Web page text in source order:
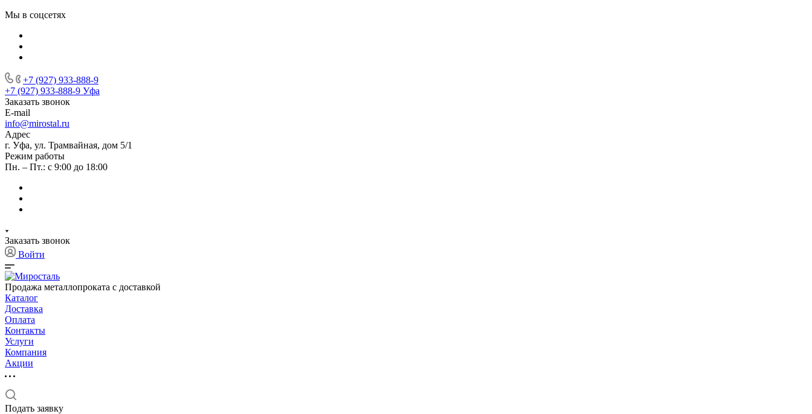
Мы в соцсетях
+7 (927) 933-888-9
+7 (927) 933-888-9 Уфа
Заказать звонок
E-mail
info@mirostal.ru
Адрес
г. Уфа, ул. Трамвайная, дом 5/1
Режим работы
Пн. – Пт.: с 9:00 до 18:00
Заказать звонок
Войти
Продажа металлопроката с доставкой
Каталог
Доставка
Оплата
Контакты
Услуги
Компания
Акции
Подать заявку